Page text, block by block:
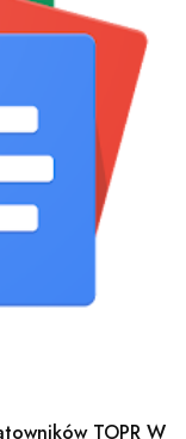
TOPR W